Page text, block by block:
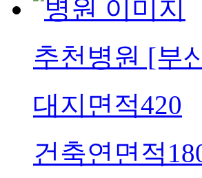
추천병원 [부
대지면적420
건축연면적